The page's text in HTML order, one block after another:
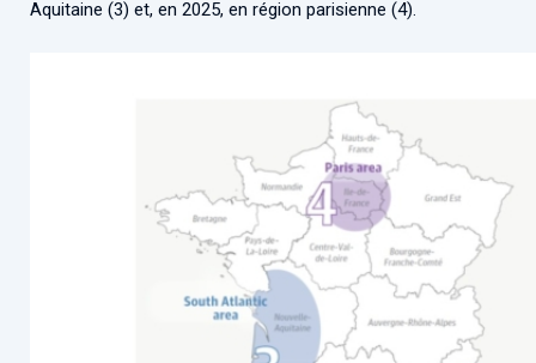
Aquitaine (3) et, en 2025, en région parisienne (4).